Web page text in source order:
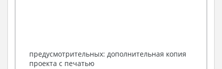
предусмотрительных: дополнительная копия
проекта с печатью